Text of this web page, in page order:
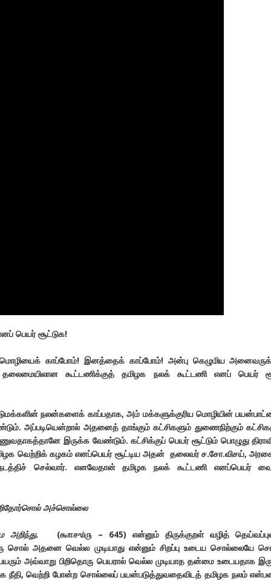
பெயர் சூட்டுக!
காப்போம்! இனத்தைக் காப்போம்! அன்பு கெழுமிய
கூட்டணிக்குத் தமிழக நலக் கூட்டணி எனப் பெயர்
நலன்களைக் காப்பதாக, அம் மக்களுக்குரிய மொழியின்
அப்படியென்றால் அதனைத் தாங்கும் கட்சிகளும் துணைநிற்கும்
இருக்க வேண்டும். கட்சிக்குப் பெயர் சூட்டும் பொழுது
வெற்றிக் கழகம் எனப்பெயர் சூட்டிய அதன் தலைவர் ச.சோ.விசய்,
நடத்திச் செல்வார். எனவேதான் தமிழக நலக் கூட்டணி எனப்பெயர்
அச்சொல்லை
(௬௱௪௰௫ – 645) என்னும் திருக்குறள் வழித்
சொல் அதனை வெல்ல முடியாது என்னும் சிறப்பு உடைய சொல்லையே
அவ்வாறு பிறிதொரு பெயரால் வெல்ல முடியாத தன்மை உடையதாக
நீதி, வெற்றி போன்ற சொல்லைப் பயன்படுத்துவதைவிடத் தமிழக நலம்